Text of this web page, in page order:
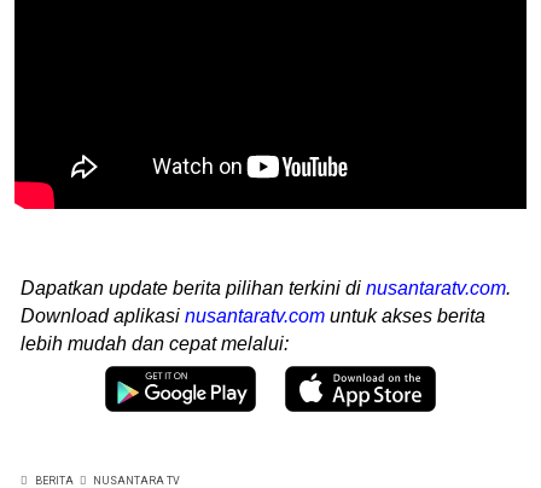
Dapatkan update berita pilihan terkini di nusantaratv.com.
Download aplikasi nusantaratv.com untuk akses berita
lebih mudah dan cepat melalui:
BERITA NUSANTARA TV